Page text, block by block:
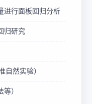
进行面板回归分析
归研究
自然实验）
）